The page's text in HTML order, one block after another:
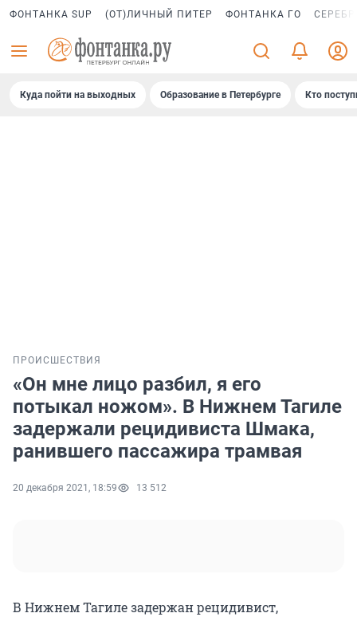
ФОНТАНКА SUP (ОТ)ЛИЧНЫЙ ПИТЕР ФОНТАНКА ГО
Куда пойти на выходных Образование в Петербурге Кто
ПРОИСШЕСТВИЯ
«Он мне лицо разбил, я его
потыкал ножом». В Нижнем Тагиле
задержали рецидивиста Шмака,
ранившего пассажира трамвая
20 декабря 2021, 18:59 13 512
В Нижнем Тагиле задержан рецидивист,